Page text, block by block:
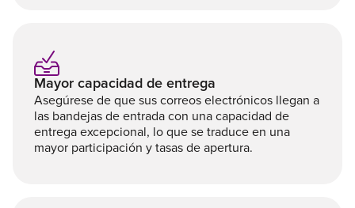
Mayor capacidad de entrega
Asegúrese de que sus correos electrónicos llegan a
las bandejas de entrada con una capacidad de
entrega excepcional, lo que se traduce en una
mayor participación y tasas de apertura.